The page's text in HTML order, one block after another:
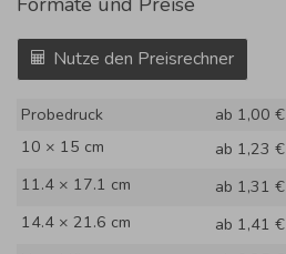
Nutze den Preisrechner
Probedruck
ab 1,00 €
10 × 15 cm
ab 1,23 €
11.4 × 17.1 cm
ab 1,31 €
14.4 × 21.6 cm
ab 1,41 €